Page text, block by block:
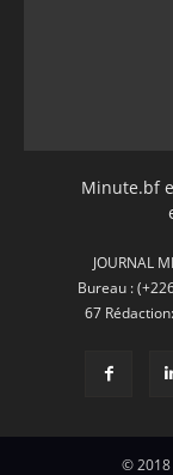
Minute.bf
JOURNAL
Bureau :
67
© 2018